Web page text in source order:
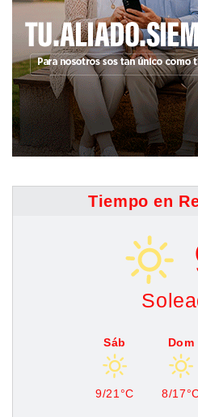
Tiempo en
Sáb
9/21°C
Dom
8/